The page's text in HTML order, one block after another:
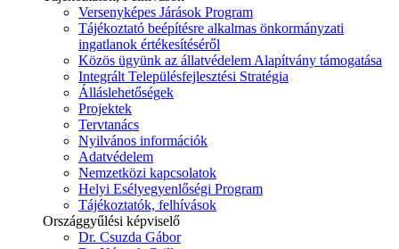
Versenyképes Járások Program
Tájékoztató beépítésre alkalmas önkormányzati
ingatlanok értékesítéséről
Közös ügyünk az állatvédelem Alapítvány támogatása
Integrált Településfejlesztési Stratégia
Álláslehetőségek
Projektek
Tervtanács
Nyilvános információk
Adatvédelem
Nemzetközi kapcsolatok
Helyi Esélyegyenlőségi Program
Tájékoztatók, felhívások
Országgyűlési képviselő
Dr. Csuzda Gábor